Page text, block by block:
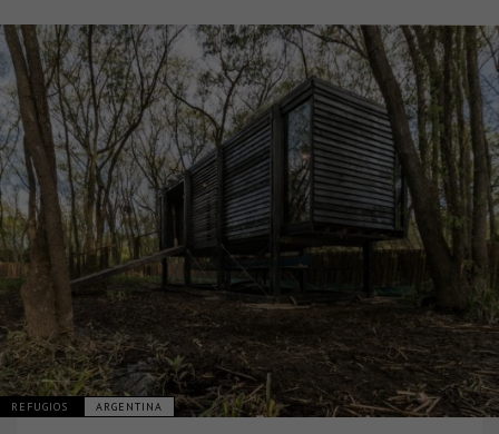
REFUGIOS ARGENTINA